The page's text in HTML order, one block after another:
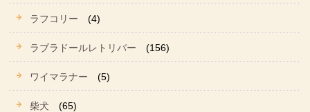
ラフコリー (4)
ラブラドールレトリバー (156)
ワイマラナー (5)
柴犬 (65)